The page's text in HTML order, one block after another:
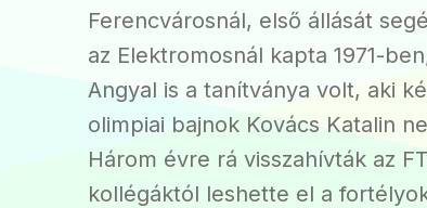
Ferencvárosnál, első állását
az Elektromosnál kapta 1971-
Angyal is a tanítványa volt, aki
olimpiai bajnok Kovács Katalin
Három évre rá visszahívták az
kollégáktól leshette el a